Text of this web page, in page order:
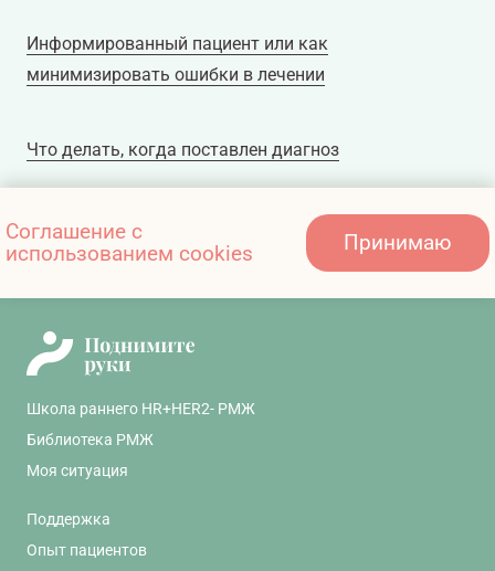
Информированный пациент или как
минимизировать ошибки в лечении
Что делать, когда поставлен диагноз
«Активный пациент» — программа бесплатного
определения мутаций гена PIK3CA
Школа раннего HR+HER2- РМЖ
Библиотека РМЖ
Моя ситуация
Поддержка
Опыт пациентов
Соглашение с
использованием cookies
Принимаю